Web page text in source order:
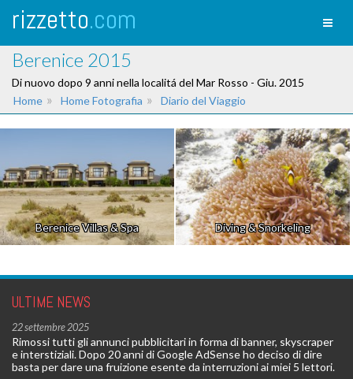
rizzetto.com
Berenice 2015
Di nuovo dopo 9 anni nella localitá del Mar Rosso - Giu. 2015
Home » Home Fotografia » Diario del Viaggio
Berenice Villas & Spa Diving & Snorkeling
ULTIME NEWS
22 settembre 2025
Rimossi tutti gli annunci pubblicitari in forma di banner, skyscraper
e interstiziali. Dopo 20 anni di Google AdSense ho deciso di dire
basta per dare una fruizione esente da interruzioni ai miei 5 lettori.